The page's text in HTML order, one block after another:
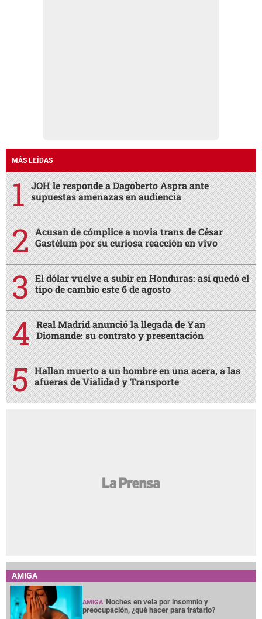
MÁS LEÍDAS
JOH le responde a Dagoberto Aspra ante
supuestas amenazas en audiencia
Acusan de cómplice a novia trans de César
Gastélum por su curiosa reacción en vivo
El dólar vuelve a subir en Honduras: así quedó el
tipo de cambio este 6 de agosto
Real Madrid anunció la llegada de Yan
Diomande: su contrato y presentación
Hallan muerto a un hombre en una acera, a las
afueras de Vialidad y Transporte
AMIGA
AMIGA Noches en vela por insomnio y
preocupación, ¿qué hacer para tratarlo?